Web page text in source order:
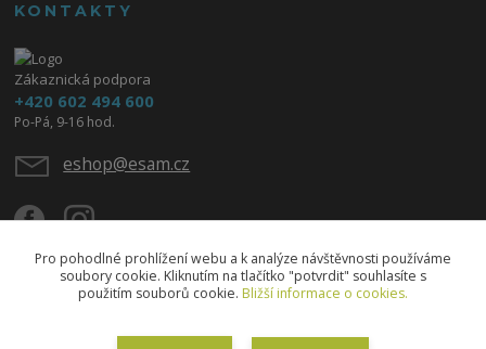
KONTAKTY
Zákaznická podpora
+420 602 494 600
Po-Pá, 9-16 hod.
eshop@esam.cz
Pro pohodlné prohlížení webu a k analýze návštěvnosti používáme
soubory cookie. Kliknutím na tlačítko "potvrdit" souhlasíte s
použitím souborů cookie. Bližší informace o cookies.